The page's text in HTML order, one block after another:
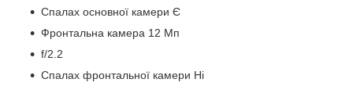
Спалах основної камери Є
Фронтальна камера 12 Мп
f/2.2
Спалах фронтальної камери Ні